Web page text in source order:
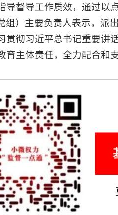
导督导工作质效，通过以
组）主要负责人表示，派
贯彻习近平总书记重要讲
育主体责任，全力配合和